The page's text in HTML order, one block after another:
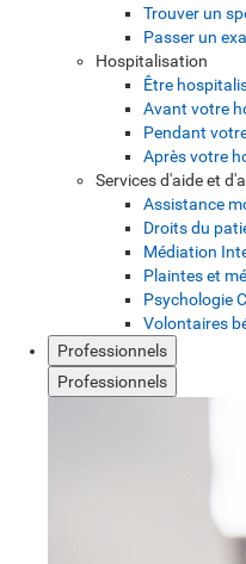
Trouver un
Passer un
Hospitalisation
Être
Avant votre
Pendant
Après votre
Services d'aide et
Assistance
Droits du
Médiation
Plaintes et
Psychologie
Volontaires
Professionnels
Professionnels